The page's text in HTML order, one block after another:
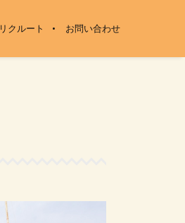
リクルート お問い合わせ